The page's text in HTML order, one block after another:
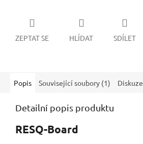
ZEPTAT SE HLÍDAT SDÍLET
Popis Související soubory (1) Diskuze
Detailní popis produktu
RESQ-Board